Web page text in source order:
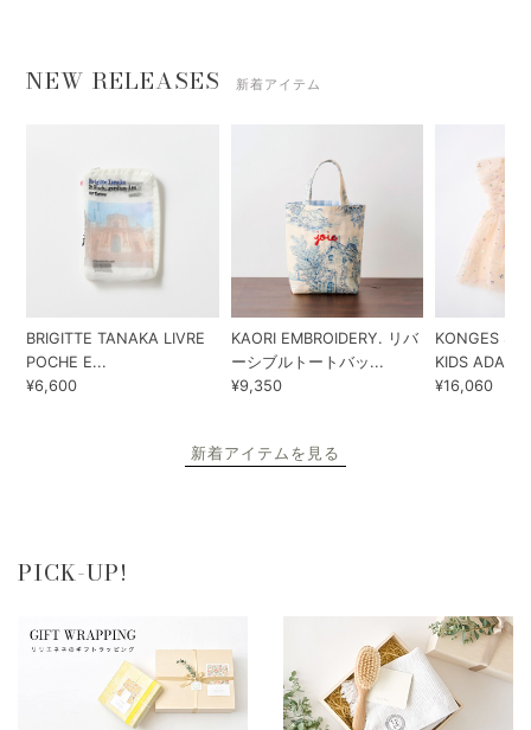
NEW RELEASES 新着アイテム
BRIGITTE TANAKA LIVRE
POCHE E...
¥6,600
KAORI EMBROIDERY. リバ
ーシブルトートバッ...
¥9,350
KONGES
KIDS ADA...
¥16,060
新着アイテムを見る
PICK-UP!